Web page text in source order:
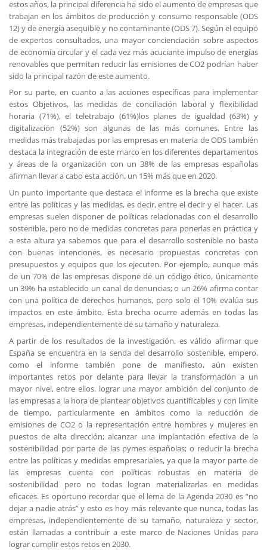
estos años, la principal diferencia ha sido el aumento de empresas que
trabajan en los ámbitos de producción y consumo responsable (ODS
12) y de energía asequible y no contaminante (ODS 7). Según el equipo
de expertos consultados, una mayor concienciación sobre aspectos
de economía circular y el cada vez más acuciante impulso de energías
renovables que permitan reducir las emisiones de CO2 podrían haber
sido la principal razón de este aumento.
Por su parte, en cuanto a las acciones específicas para implementar
estos Objetivos, las medidas de conciliación laboral y flexibilidad
horaria (71%), el teletrabajo (61%)los planes de igualdad (63%) y
digitalización (52%) son algunas de las más comunes. Entre las
medidas más trabajadas por las empresas en materia de ODS también
destaca la integración de este marco en los diferentes departamentos
y áreas de la organización con un 38% de las empresas españolas
afirman llevar a cabo esta acción, un 15% más que en 2020.
Un punto importante que destaca el informe es la brecha que existe
entre las políticas y las medidas, es decir, entre el decir y el hacer. Las
empresas suelen disponer de políticas relacionadas con el desarrollo
sostenible, pero no de medidas concretas para ponerlas en práctica y
a esta altura ya sabemos que para el desarrollo sostenible no basta
con buenas intenciones, es necesario propuestas concretas con
presupuestos y equipos que los ejecuten. Por ejemplo, aunque más
de un 70% de las empresas dispone de un código ético, únicamente
un 39% ha establecido un canal de denuncias; o un 26% afirma contar
con una política de derechos humanos, pero solo el 10% evalúa sus
impactos en este ámbito. Esta brecha ocurre además en todas las
empresas, independientemente de su tamaño y naturaleza.
A partir de los resultados de la investigación, es válido afirmar que
España se encuentra en la senda del desarrollo sostenible, empero,
como el informe también pone de manifiesto, aún existen
importantes retos por delante para llevar la transformación a un
mayor nivel, entre ellos, lograr una mayor ambición del conjunto de
las empresas a la hora de plantear objetivos cuantificables y con límite
de tiempo, particularmente en ámbitos como la reducción de
emisiones de CO2 o la representación entre hombres y mujeres en
puestos de alta dirección; alcanzar una implantación efectiva de la
sostenibilidad por parte de las pymes españolas; o reducir la brecha
entre las políticas y medidas empresariales, ya que la mayor parte de
las empresas cuenta con políticas robustas en materia de
sostenibilidad pero no todas logran materializarlas en medidas
eficaces. Es oportuno recordar que el lema de la Agenda 2030 es “no
dejar a nadie atrás” y esto es hoy más relevante que nunca, todas las
empresas, independientemente de su tamaño, naturaleza y sector,
están llamadas a contribuir a este marco de Naciones Unidas para
lograr cumplir estos retos en 2030.